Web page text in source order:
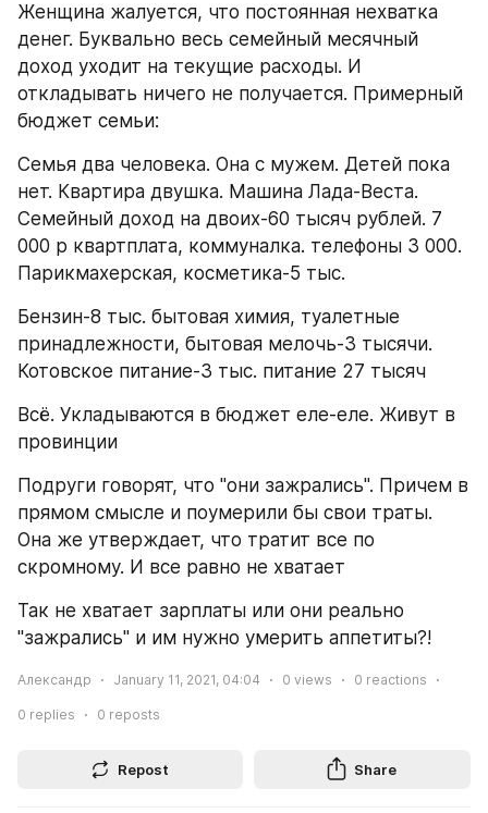
Женщина жалуется, что постоянная нехватка
денег. Буквально весь семейный месячный
доход уходит на текущие расходы. И
откладывать ничего не получается. Примерный
бюджет семьи:
Семья два человека. Она с мужем. Детей пока
нет. Квартира двушка. Машина Лада-Веста.
Семейный доход на двоих-60 тысяч рублей. 7
000 р квартплата, коммуналка. телефоны 3 000.
Парикмахерская, косметика-5 тыс.
Бензин-8 тыс. бытовая химия, туалетные
принадлежности, бытовая мелочь-3 тысячи.
Котовское питание-3 тыс. питание 27 тысяч
Всё. Укладываются в бюджет еле-еле. Живут в
провинции
Подруги говорят, что "они зажрались". Причем в
прямом смысле и поумерили бы свои траты.
Она же утверждает, что тратит все по
скромному. И все равно не хватает
Так не хватает зарплаты или они реально
"зажрались" и им нужно умерить аппетиты?!
Александр January 11, 2021, 04:04 0 views 0 reactions
0 replies 0 reposts
Repost Share